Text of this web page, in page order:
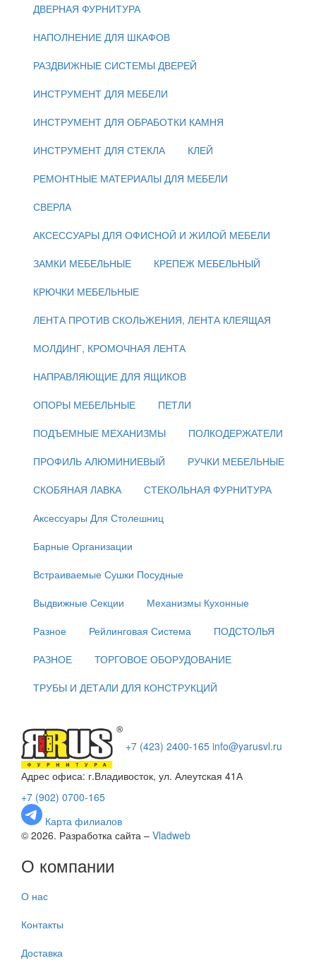
ДВЕРНАЯ ФУРНИТУРА
НАПОЛНЕНИЕ ДЛЯ ШКАФОВ
РАЗДВИЖНЫЕ СИСТЕМЫ ДВЕРЕЙ
ИНСТРУМЕНТ ДЛЯ МЕБЕЛИ
ИНСТРУМЕНТ ДЛЯ ОБРАБОТКИ КАМНЯ
ИНСТРУМЕНТ ДЛЯ СТЕКЛА
КЛЕЙ
РЕМОНТНЫЕ МАТЕРИАЛЫ ДЛЯ МЕБЕЛИ
СВЕРЛА
АКСЕССУАРЫ ДЛЯ ОФИСНОЙ И ЖИЛОЙ МЕБЕЛИ
ЗАМКИ МЕБЕЛЬНЫЕ
КРЕПЕЖ МЕБЕЛЬНЫЙ
КРЮЧКИ МЕБЕЛЬНЫЕ
ЛЕНТА ПРОТИВ СКОЛЬЖЕНИЯ, ЛЕНТА КЛЕЯЩАЯ
МОЛДИНГ, КРОМОЧНАЯ ЛЕНТА
НАПРАВЛЯЮЩИЕ ДЛЯ ЯЩИКОВ
ОПОРЫ МЕБЕЛЬНЫЕ
ПЕТЛИ
ПОДЪЕМНЫЕ МЕХАНИЗМЫ
ПОЛКОДЕРЖАТЕЛИ
ПРОФИЛЬ АЛЮМИНИЕВЫЙ
РУЧКИ МЕБЕЛЬНЫЕ
СКОБЯНАЯ ЛАВКА
СТЕКОЛЬНАЯ ФУРНИТУРА
Аксессуары Для Столешниц
Барные Организации
Встраиваемые Сушки Посудные
Выдвижные Секции
Механизмы Кухонные
Разное
Рейлинговая Система
ПОДСТОЛЬЯ
РАЗНОЕ
ТОРГОВОЕ ОБОРУДОВАНИЕ
ТРУБЫ И ДЕТАЛИ ДЛЯ КОНСТРУКЦИЙ
+7 (423) 2400-165 info@yarusvl.ru
Адрес офиса: г.Владивосток, ул. Алеутская 41А
+7 (902) 0700-165
Карта филиалов
© 2026. Разработка сайта – Vladweb
О компании
О нас
Контакты
Доставка